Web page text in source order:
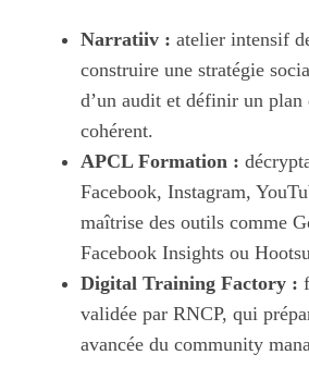
Narratiiv : atelier intensif
construire une stratégie
d’un audit et définir un
cohérent.
APCL Formation :
Facebook, Instagram,
maîtrise des outils comme
Facebook Insights ou
Digital Training Factory :
validée par RNCP, qui
avancée du community